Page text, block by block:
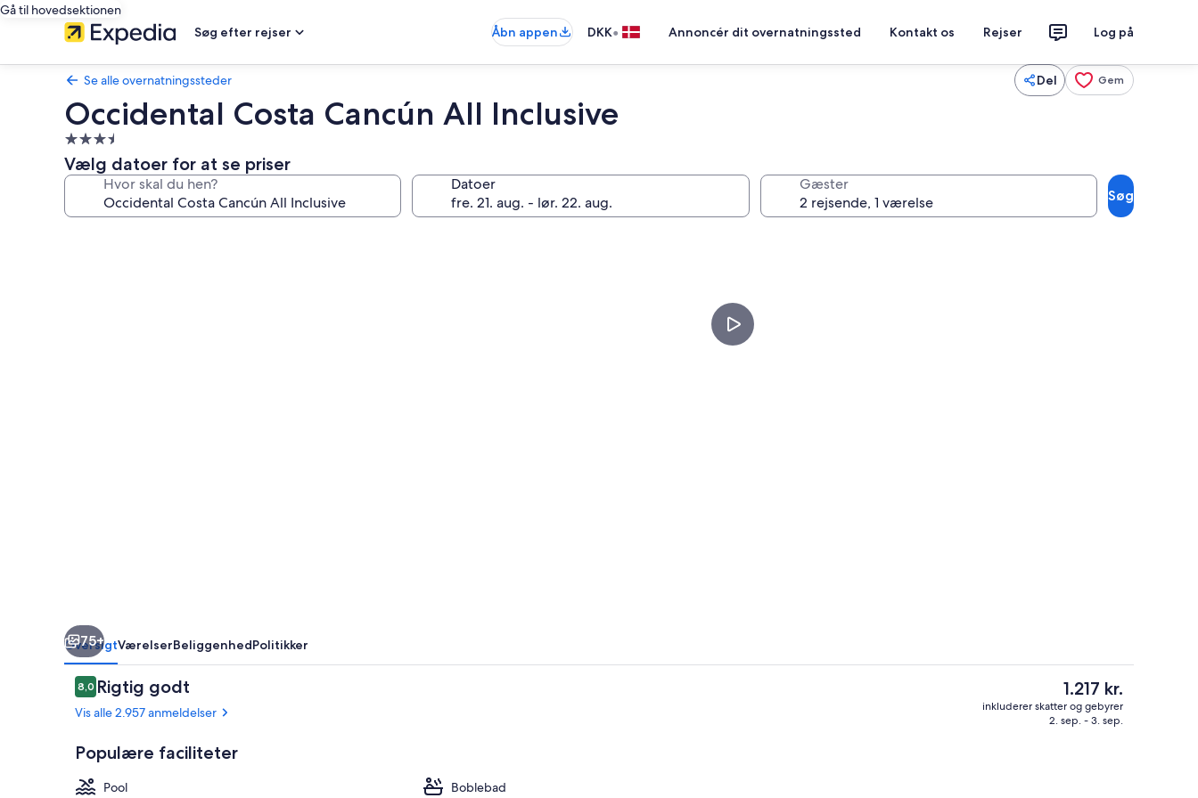
Gå til hovedsektionen
Søg efter rejser
Åbn appen DKK• Annoncér dit overnatningssted Kontakt os Rejser Log på
Se alle overnatningssteder Del Gem
Occidental Costa Cancún All Inclusive
3.5-
stjernet
overnatningssted
Vælg datoer for at se priser
Hvor skal du hen? Datoer Gæster
Søg
På stranden, hvidt sand, liggestole,
75+
OversigtVærelserBeliggenhedPolitikker
Anmeldelser
8,08,0 ud af 10.
Rigtig godt
Vis alle 2.957 anmeldelser
Populære faciliteter
Pool
Boblebad
Den
nuværende
pris
1.217 kr.
inkluderer skatter og gebyrer
2. sep. - 3. sep.